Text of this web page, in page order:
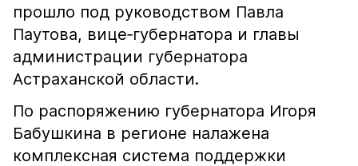
прошло под руководством Павла
Паутова, вице‑губернатора и главы
администрации губернатора
Астраханской области.
По распоряжению губернатора Игоря
Бабушкина в регионе налажена
комплексная система поддержки